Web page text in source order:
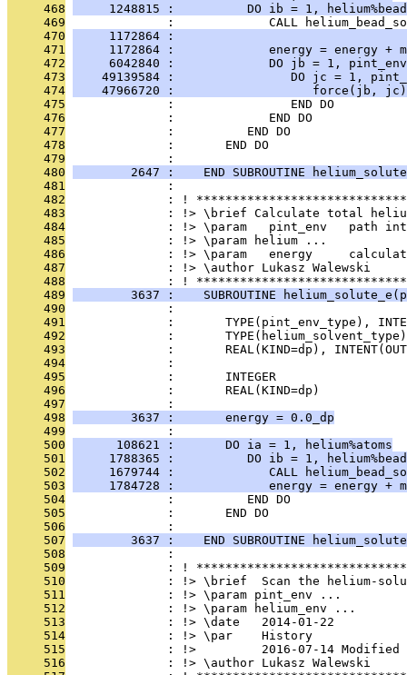
     468
1248815 :          DO ib = 1,
     469
:             CALL
     470
1172864 :
     471
1172864 :             energy = energy +
     472
6042840 :             DO jb = 1,
     473
49139584 :                DO jc = 1,
     474
47966720 :                   force(jb,
     475
              :                END DO
     476
              :             END DO
     477
              :          END DO
     478
              :       END DO
     479
              :
     480
2647 :    END SUBROUTINE
     481
              :
     482
: !
     483
: !> \brief Calculate total
     484
: !> \param   pint_env   path
     485
              : !> \param helium ...
     486
: !> \param   energy
     487
              : !> \author Lukasz Walewski
     488
: !
     489
3637 :    SUBROUTINE
     490
              :
     491
:       TYPE(pint_env_type),
     492
:
     493
:       REAL(KIND=dp),
     494
              :
     495
:       INTEGER
     496
:       REAL(KIND=dp)
     497
              :
     498
        3637 :       energy = 0.0_dp
     499
              :
     500
      108621 :       DO ia = 1, helium%atoms
     501
1788365 :          DO ib = 1,
     502
1679744 :             CALL
     503
1784728 :             energy = energy +
     504
              :          END DO
     505
              :       END DO
     506
              :
     507
3637 :    END SUBROUTINE
     508
              :
     509
: !
     510
: !> \brief  Scan the helium-
     511
              : !> \param pint_env ...
     512
              : !> \param helium_env ...
     513
              : !> \date   2014-01-22
     514
              : !> \par    History
     515
: !>         2016-07-14
     516
              : !> \author Lukasz Walewski